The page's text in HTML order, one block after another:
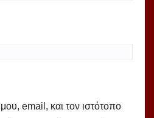
email, και τον ιστότοπο